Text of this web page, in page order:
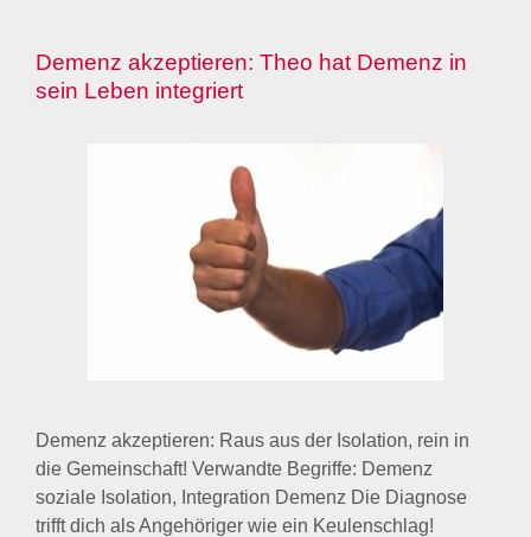
Demenz akzeptieren: Theo hat Demenz in
sein Leben integriert
Demenz akzeptieren: Raus aus der Isolation, rein in
die Gemeinschaft! Verwandte Begriffe: Demenz
soziale Isolation, Integration Demenz Die Diagnose
trifft dich als Angehöriger wie ein Keulenschlag!